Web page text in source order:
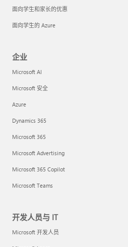
面向学生和家长的优惠
面向学生的 Azure
企业
Microsoft AI
Microsoft 安全
Azure
Dynamics 365
Microsoft 365
Microsoft Advertising
Microsoft 365 Copilot
Microsoft Teams
开发人员与 IT
Microsoft 开发人员